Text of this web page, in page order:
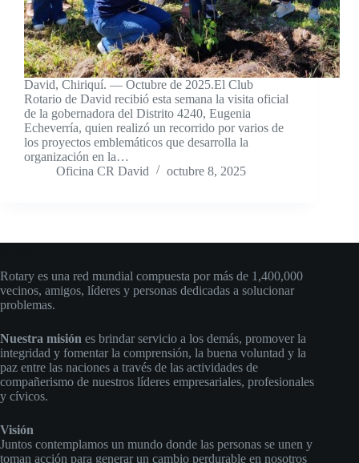
David, Chiriquí. — Octubre de 2025.El Club
Rotario de David recibió esta semana la visita oficial
de la gobernadora del Distrito 4240, Eugenia
Echeverría, quien realizó un recorrido por varios de
los proyectos emblemáticos que desarrolla la
organización en la…
Oficina CR David
octubre 8, 2025
Rotary es una red mundial compuesta por más de 1,400,000
vecinos, amigos, líderes y personas dedicadas a solucionar
problemas.
Nuestra misión es brindar servicio a los demás, promover la
integridad y fomentar la comprensión, la buena voluntad y la
paz entre las naciones a través de las actividades de
compañerismo de nuestros líderes empresariales, profesionales
y cívicos.
Visión
Juntos contemplamos un mundo donde las personas se unen y
toman acción para generar un cambio perdurable en nosotros